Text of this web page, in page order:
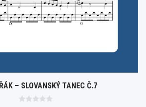
– SLOVANSKÝ TANEC Č.7